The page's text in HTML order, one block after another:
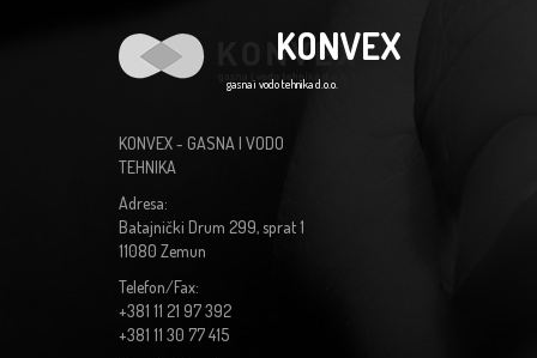
KONVEX
gasna i vodo tehnika d.o.o.
KONVEX - GASNA I VODO
TEHNIKA
Adresa:
Batajnički Drum 299, sprat 1
11080 Zemun
Telefon/Fax:
+381 11 21 97 392
+381 11 30 77 415